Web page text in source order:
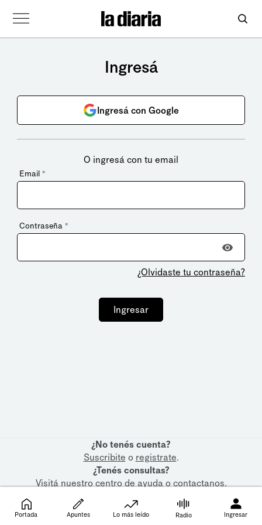
Ingresá
Ingresá con Google
O ingresá con tu email
Email *
Contraseña *
¿Olvidaste tu contraseña?
Ingresar
¿No tenés cuenta?
Suscribite o registrate.
¿Tenés consultas?
Visitá nuestrocentro de ayudaocontactanos.
Portada Apuntes Lo más leído Radio Ingresar